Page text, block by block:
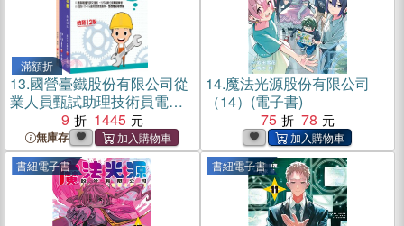
滿額折
13.國營臺鐵股份有限公司從
業人員甄試助理技術員電務/
電力課文版套書（共三冊）
9 1445
無庫存
14.魔法光源股份有限公司
（14）(電子書)
75
78
書紐電子書 書紐電子書